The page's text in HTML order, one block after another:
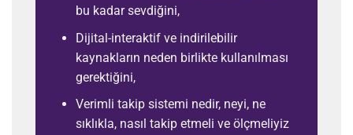
bu kadar sevdiğini,
Dijital-interaktif ve indirilebilir
kaynakların neden birlikte kullanılması
gerektiğini,
Verimli takip sistemi nedir, neyi, ne
sıklıkla, nasıl takip etmeli ve ölçmeliyiz